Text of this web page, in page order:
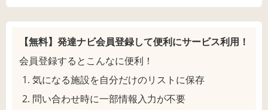
【無料】発達ナビ会員登録して便利にサービス利用！
会員登録するとこんなに便利！
気になる施設を自分だけのリストに保存
問い合わせ時に一部情報入力が不要